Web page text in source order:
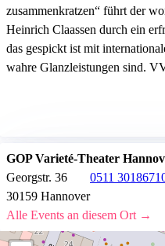
zusammenkratzen“ führt der
Heinrich Claassen durch ein
das gespickt ist mit
wahre Glanzleistungen sind.
GOP Varieté-Theater
Georgstr. 36
30159 Hannover
0511
Alle Events an diesem Ort →